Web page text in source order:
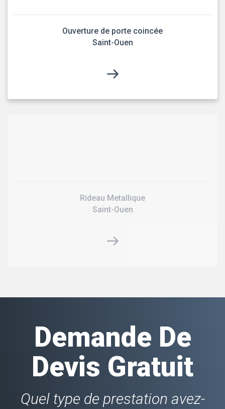
Ouverture de porte coincée
Saint-Ouen
Rideau Metallique
Saint-Ouen
Demande De
Devis Gratuit
Quel type de prestation avez-